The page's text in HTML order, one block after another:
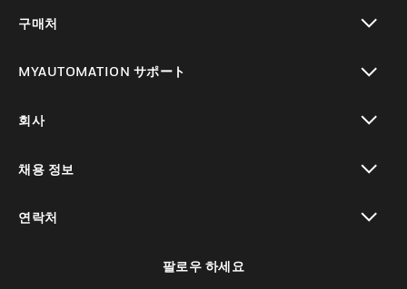
구매처
MYAUTOMATION サポート
회사
채용 정보
연락처
팔로우 하세요